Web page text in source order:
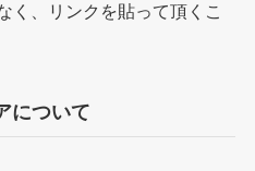
く、リンクを貼って頂くこ
について